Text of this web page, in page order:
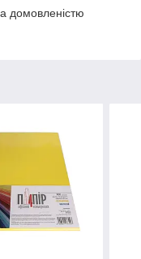
домовленістю